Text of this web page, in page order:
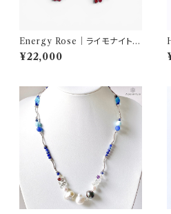
Energy Rose｜ライモナイトイ
ンクォーツ ピアス（ステンレス）
｜AQUARYLIS
¥22,000